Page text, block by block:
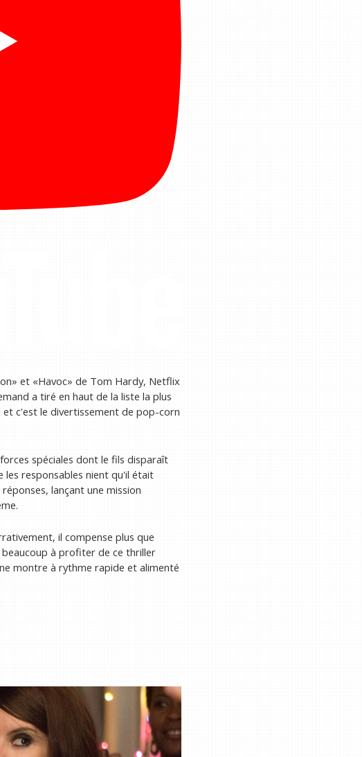
et «Havoc» de Tom Hardy, Netflix
a tiré en haut de la liste la plus
c'est le divertissement de pop-corn
spéciales dont le fils disparaît
les responsables nient qu'il était
lançant une mission
il compense plus que
à profiter de ce thriller
montre à rythme rapide et alimenté